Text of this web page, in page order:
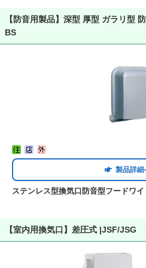
【防音用製品】深型 厚型 ガラリ型
BS
製品詳細
ステンレス型換気口防音型フードワ
【室内用換気口】差圧式 |JSF/JSG